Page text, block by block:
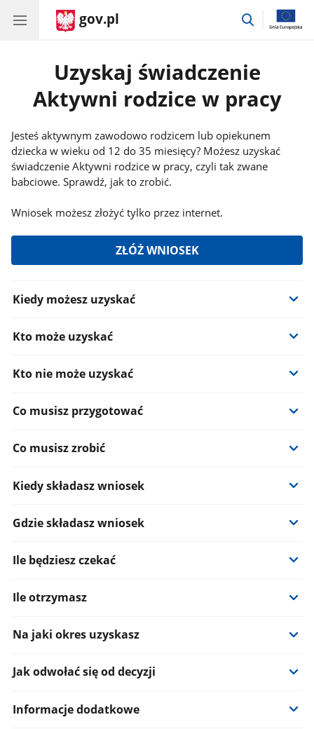
gov.pl
przejdź
Uzyskaj świadczenie
Aktywni rodzice w pracy
Jesteś aktywnym zawodowo rodzicem lub opiekunem
dziecka w wieku od 12 do 35 miesięcy? Możesz uzyskać
świadczenie Aktywni rodzice w pracy, czyli tak zwane
babciowe. Sprawdź, jak to zrobić.
Wniosek możesz złożyć tylko przez internet.
ZŁÓŻ WNIOSEK
Informacje:
Kiedy możesz uzyskać
Kto może uzyskać
Kto nie może uzyskać
Co musisz przygotować
Co musisz zrobić
Kiedy składasz wniosek
Gdzie składasz wniosek
Ile będziesz czekać
Ile otrzymasz
Na jaki okres uzyskasz
Jak odwołać się od decyzji
Informacje dodatkowe